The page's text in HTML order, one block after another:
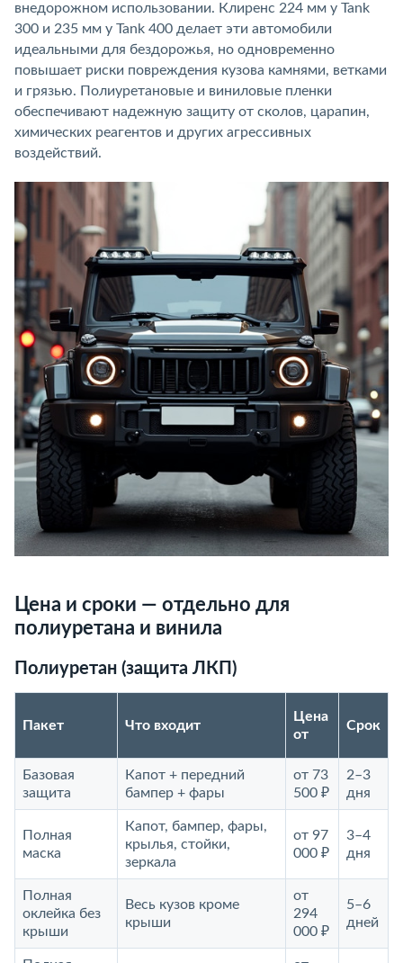
внедорожном использовании. Клиренс 224 мм у Tank
300 и 235 мм у Tank 400 делает эти автомобили
идеальными для бездорожья, но одновременно
повышает риски повреждения кузова камнями, ветками
и грязью. Полиуретановые и виниловые пленки
обеспечивают надежную защиту от сколов, царапин,
химических реагентов и других агрессивных
воздействий.
Цена и сроки — отдельно для
полиуретана и винила
Полиуретан (защита ЛКП)
Пакет Что входит
Цена
от
Срок
Базовая
защита
Капот + передний
бампер + фары
от 73
500 ₽
2–3
дня
Полная
маска
Капот, бампер, фары,
крылья, стойки,
зеркала
от 97
000 ₽
3–4
дня
Полная
оклейка без
крыши
Весь кузов кроме
крыши
от
294
000 ₽
5–6
дней